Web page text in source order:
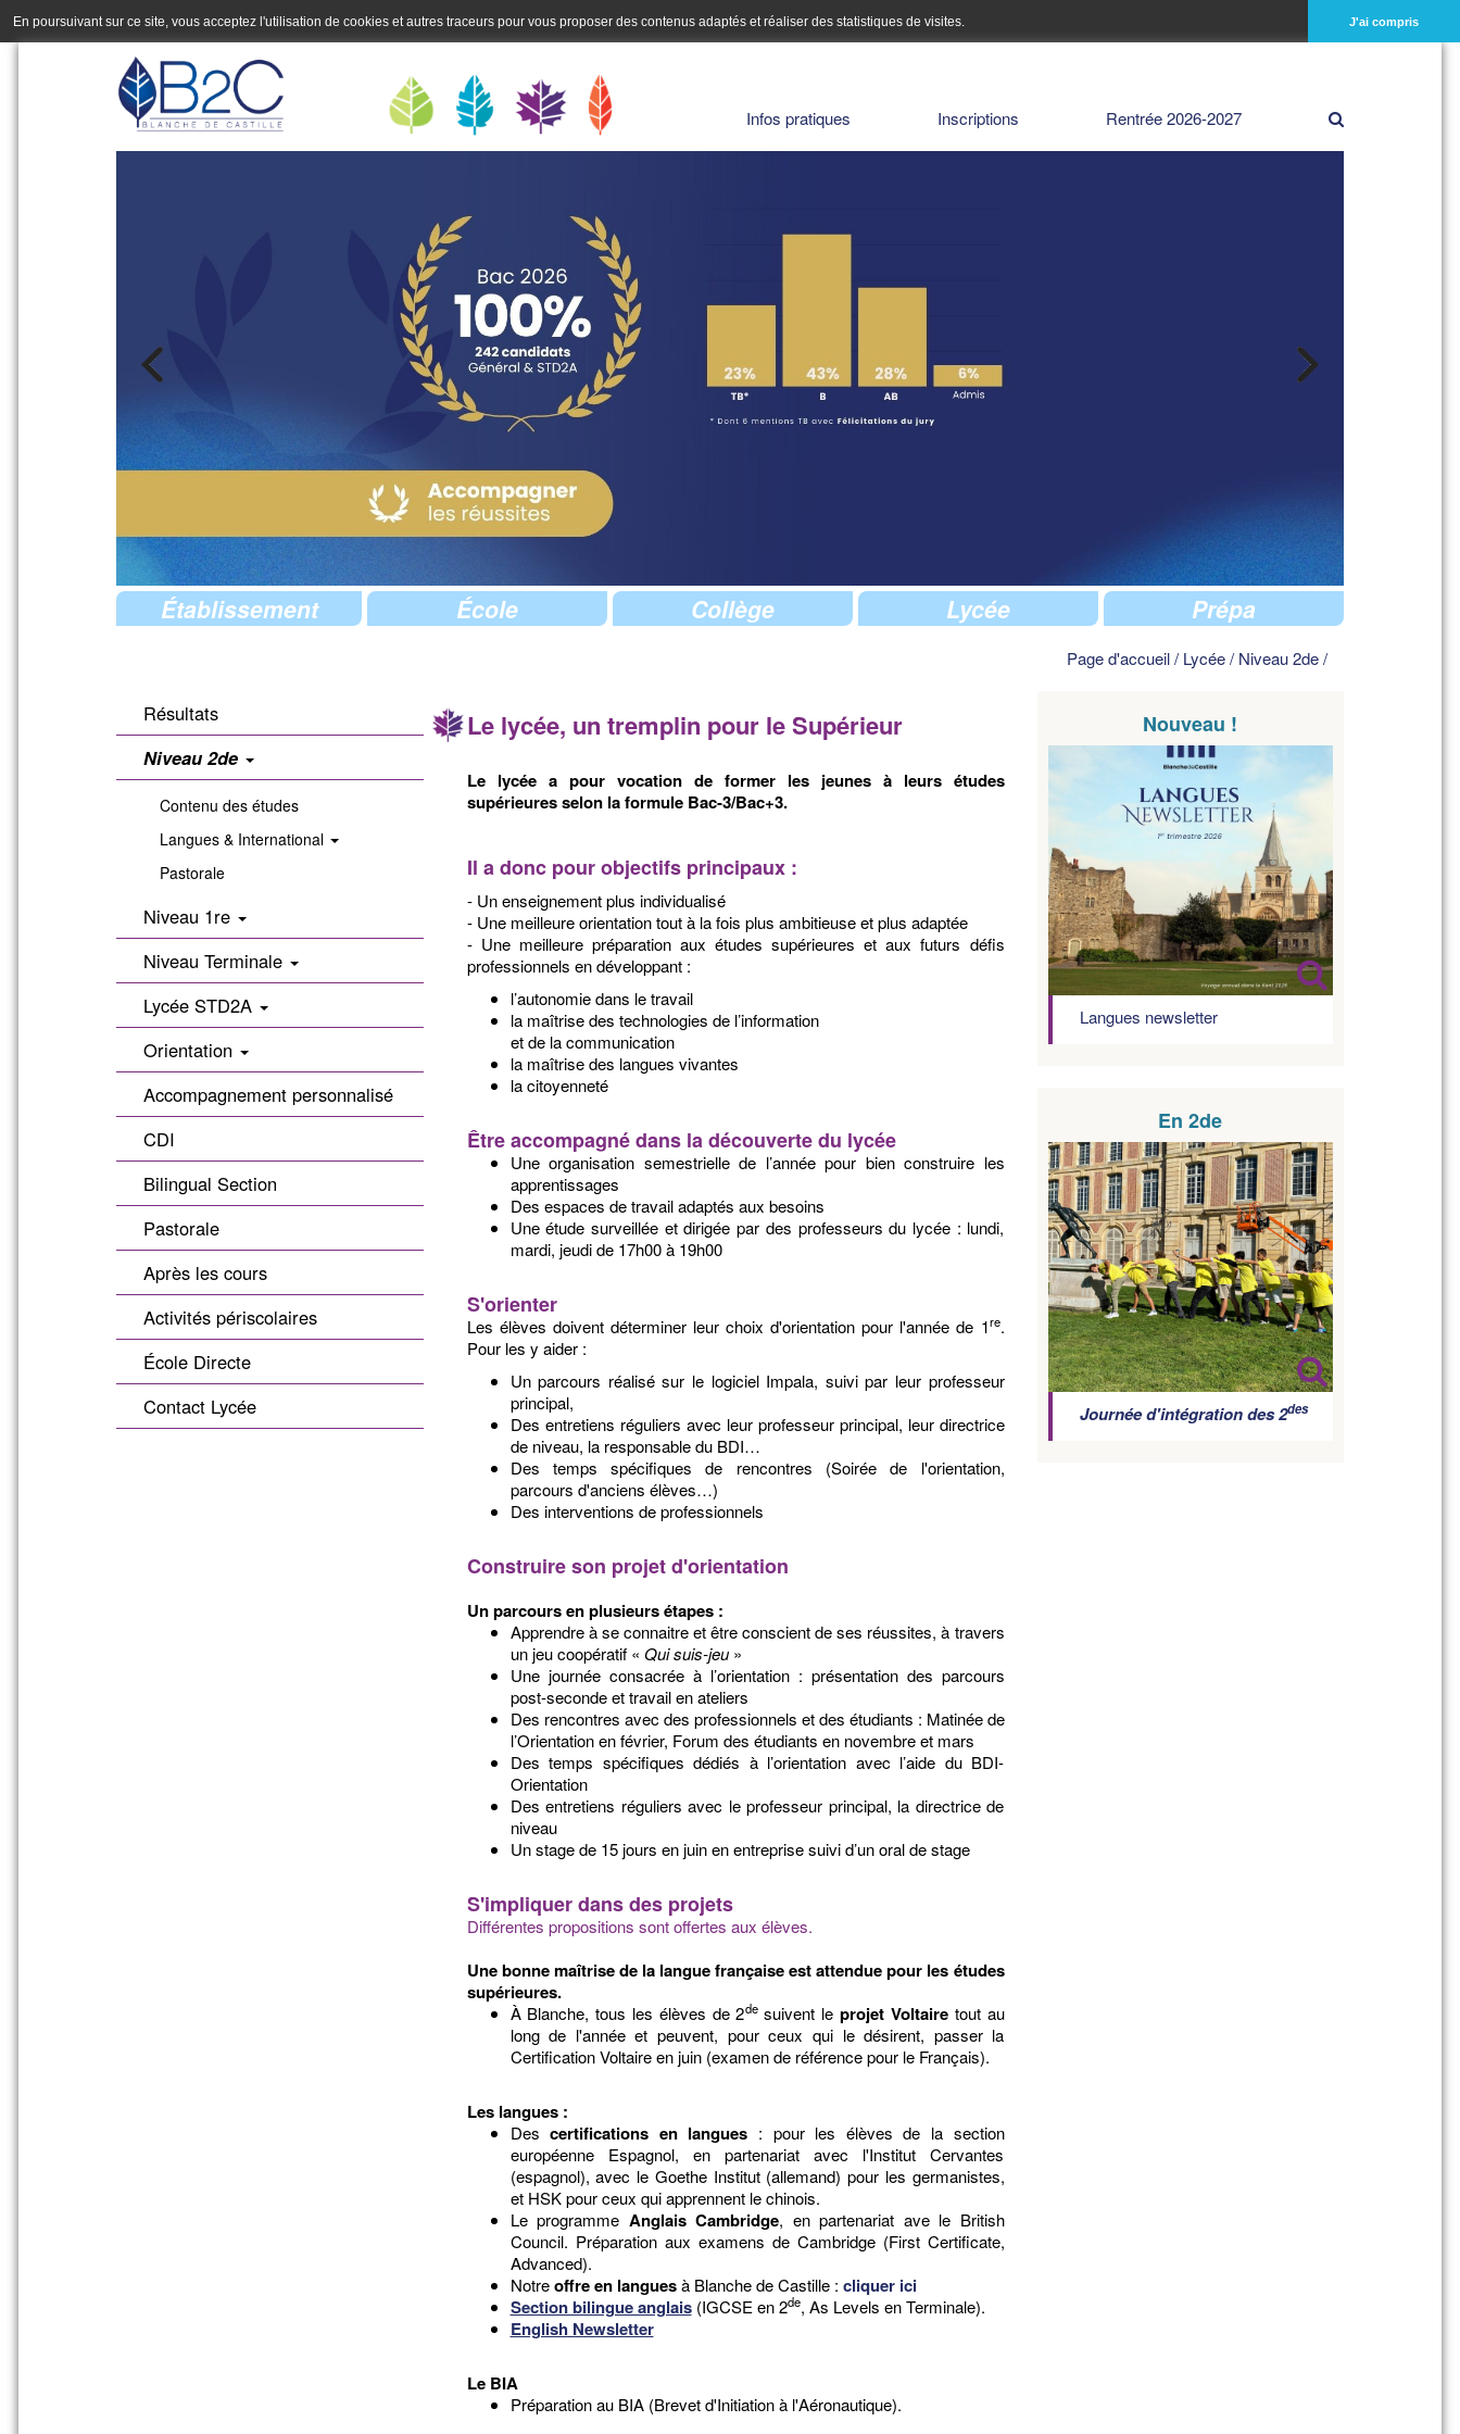
En poursuivant sur ce site, vous acceptez l'utilisation de cookies et autres traceurs pour vous proposer des contenus adaptés et réaliser des statistiques de visites. J'ai compris
Infos pratiques Inscriptions Rentrée 2026-2027
Établissement École Collège Lycée Prépa
Page d'accueil/ Lycée/ Niveau 2de/
Résultats
Niveau 2de
Contenu des études
Langues & International
Pastorale
Niveau 1re
Niveau Terminale
Lycée STD2A
Orientation
Accompagnement personnalisé
CDI
Bilingual Section
Pastorale
Après les cours
Activités périscolaires
École Directe
Contact Lycée
Le lycée, un tremplin pour le Supérieur
Le lycée a pour vocation de former les jeunes à leurs études
supérieures selon la formule Bac-3/Bac+3.
Il a donc pour objectifs principaux :
- Un enseignement plus individualisé
- Une meilleure orientation tout à la fois plus ambitieuse et plus adaptée
- Une meilleure préparation aux études supérieures et aux futurs défis
professionnels en développant :
l’autonomie dans le travail
la maîtrise des technologies de l’information
et de la communication
la maîtrise des langues vivantes
la citoyenneté​
Être accompagné dans la découverte du lycée
Une organisation semestrielle de l’année pour bien construire les
apprentissages
Des espaces de travail adaptés aux besoins
Une étude surveillée et dirigée par des professeurs du lycée : lundi,
mardi, jeudi de 17h00 à 19h00
S'orienter
Les élèves doivent déterminer leur choix d'orientation pour l'année de 1re.
Pour les y aider :
Un parcours réalisé sur le logiciel Impala, suivi par leur professeur
principal,
Des entretiens réguliers avec leur professeur principal, leur directrice
de niveau, la responsable du BDI…
Des temps spécifiques de rencontres (Soirée de l'orientation,
parcours d'anciens élèves…)
Des interventions de professionnels​
Construire son projet d'orientation
Un parcours en plusieurs étapes :
Apprendre à se connaitre et être conscient de ses réussites, à travers
un jeu coopératif « Qui suis-jeu»
Une journée consacrée à l’orientation : présentation des parcours
post-seconde et travail en ateliers
Des rencontres avec des professionnels et des étudiants : Matinée de
l’Orientation en février, Forum des étudiants en novembre et mars
Des temps spécifiques dédiés à l’orientation avec l’aide du BDI-
Orientation
Des entretiens réguliers avec le professeur principal, la directrice de
niveau
Un stage de 15 jours en juin en entreprise suivi d’un oral de stage​
S'impliquer dans des projets
Différentes propositions sont offertes aux élèves.
Une bonne maîtrise de la langue française est attendue pour les études
supérieures.
À Blanche, tous les élèves de 2desuivent le projet Voltairetout au
long de l'année et peuvent, pour ceux qui le désirent, passer la
Certification Voltaire en juin (examen de référence pour le Français).
Les langues :
Descertifications en langues : pour les élèves de la section
européenne Espagnol, en partenariat avec l'Institut Cervantes
(espagnol), avec le Goethe Institut (allemand) pour les germanistes,
et HSK pour ceux qui apprennent le chinois.
Le programme Anglais Cambridge, en partenariat ave le British
Council. Préparation aux examens de Cambridge (First Certificate,
Advanced).
Notreoffre en languesà Blanche de Castille : cliquer ici
Section bilingue anglais(IGCSE en 2de, As Levels en Terminale).
English Newsletter
Le BIA
Préparation au BIA (Brevet d'Initiation à l'Aéronautique).
Nouveau !
Langues newsletter
En 2de
Journée d'intégration des 2des